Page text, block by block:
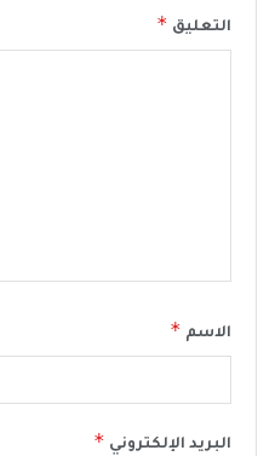
التعليق *
الاسم *
البريد الإلكتروني *